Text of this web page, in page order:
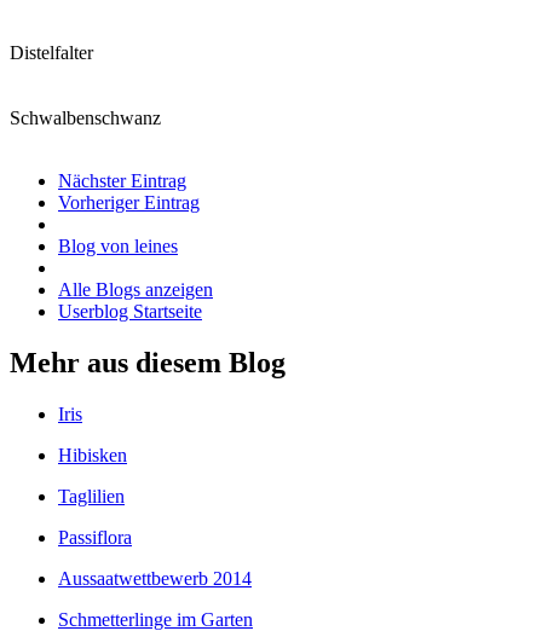
Distelfalter
Schwalbenschwanz
Nächster Eintrag
Vorheriger Eintrag
Blog von leines
Alle Blogs anzeigen
Userblog Startseite
Mehr aus diesem Blog
Iris
Hibisken
Taglilien
Passiflora
Aussaatwettbewerb 2014
Schmetterlinge im Garten